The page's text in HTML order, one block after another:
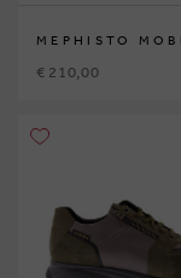
MEPHISTO
€ 210,00